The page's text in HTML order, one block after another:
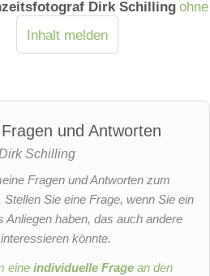
Dirk Schilling ohne
Inhalt melden
und Antworten
Schilling
Fragen und Antworten zum
Sie eine Frage, wenn Sie ein
Anliegen haben, das auch andere
könnte.
eineindividuelle Frage an den